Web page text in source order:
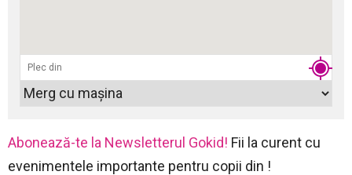
Abonează-te la Newsletterul Gokid! Fii la curent cu
evenimentele importante pentru copii din !